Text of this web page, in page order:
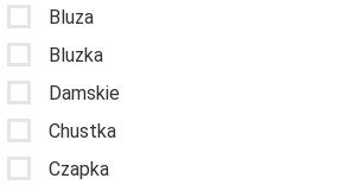
Bluza
Bluzka
Damskie
Chustka
Czapka